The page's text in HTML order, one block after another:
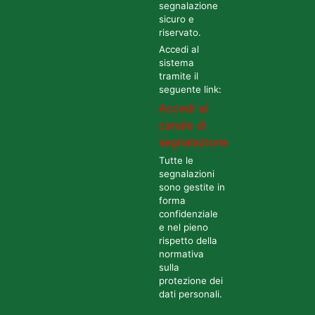
segnalazione
sicuro e
riservato.
Accedi al
sistema
tramite il
seguente link:
Accedi al
canale di
segnalazione
Tutte le
segnalazioni
sono gestite in
forma
confidenziale
e nel pieno
rispetto della
normativa
sulla
protezione dei
dati personali.